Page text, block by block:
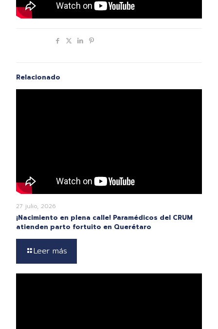
Relacionado
27 julio, 2026
¡Nacimiento en plena calle! Paramédicos del CRUM
atienden parto fortuito en Querétaro
Leer más